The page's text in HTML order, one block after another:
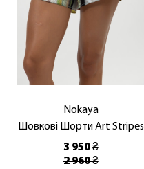
Nokaya
Шовкові Шорти Art Stripes
3 950 ₴
2 960 ₴